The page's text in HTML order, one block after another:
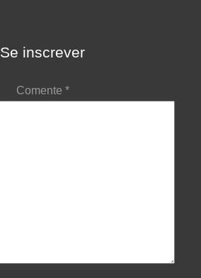
Se inscrever
Comente *